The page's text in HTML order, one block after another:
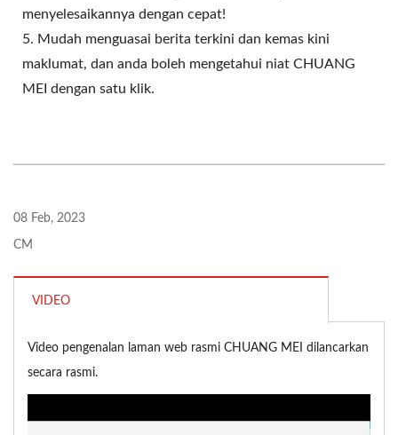
menyelesaikannya dengan cepat!
5. Mudah menguasai berita terkini dan kemas kini
maklumat, dan anda boleh mengetahui niat CHUANG
MEI dengan satu klik.
08 Feb, 2023
CM
VIDEO
Video pengenalan laman web rasmi CHUANG MEI dilancarkan
secara rasmi.